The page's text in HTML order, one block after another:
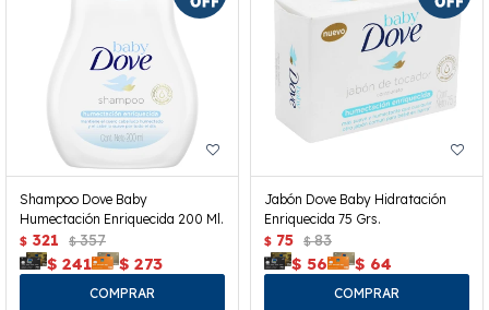
Shampoo Dove Baby
Humectación Enriquecida 200 Ml.
$ 321 $ 357
$ 241 $ 273
Jabón Dove Baby Hidratación
Enriquecida 75 Grs.
$ 75 $ 83
$ 56 $ 64